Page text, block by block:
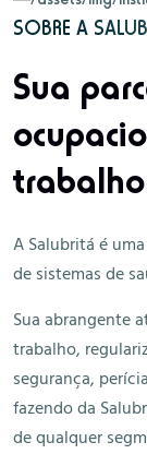
SOBRE A
Sua
A Salubritá é
de sistemas de
Sua abrangente
trabalho,
segurança,
fazendo da
de qualquer